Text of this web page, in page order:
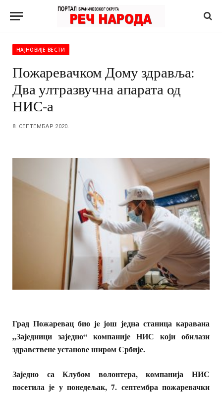
НАЈНОВИЈЕ ВЕСТИ
Пожаревачком Дому здравља:
Два ултразвучна апарата од
НИС-а
8. СЕПТЕМБАР 2020.
Град Пожаревац био je још једна станица каравана
„Заједници заједно“ компаније НИС који обилази
здравствене установе широм Србије.
Заједно са Клубом волонтера, компанија НИС
посетила је у понедељак, 7. септембра пожаревачки